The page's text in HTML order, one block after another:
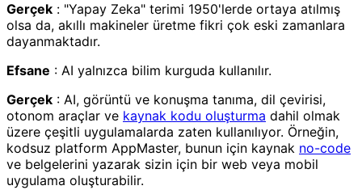
Gerçek : "Yapay Zeka" terimi 1950'lerde ortaya atılmış
olsa da, akıllı makineler üretme fikri çok eski zamanlara
dayanmaktadır.
Efsane : AI yalnızca bilim kurguda kullanılır.
Gerçek : AI, görüntü ve konuşma tanıma, dil çevirisi,
otonom araçlar ve kaynak kodu oluşturma dahil olmak
üzere çeşitli uygulamalarda zaten kullanılıyor. Örneğin,
kodsuz platform AppMaster, bunun için kaynak no-code
ve belgelerini yazarak sizin için bir web veya mobil
uygulama oluşturabilir.